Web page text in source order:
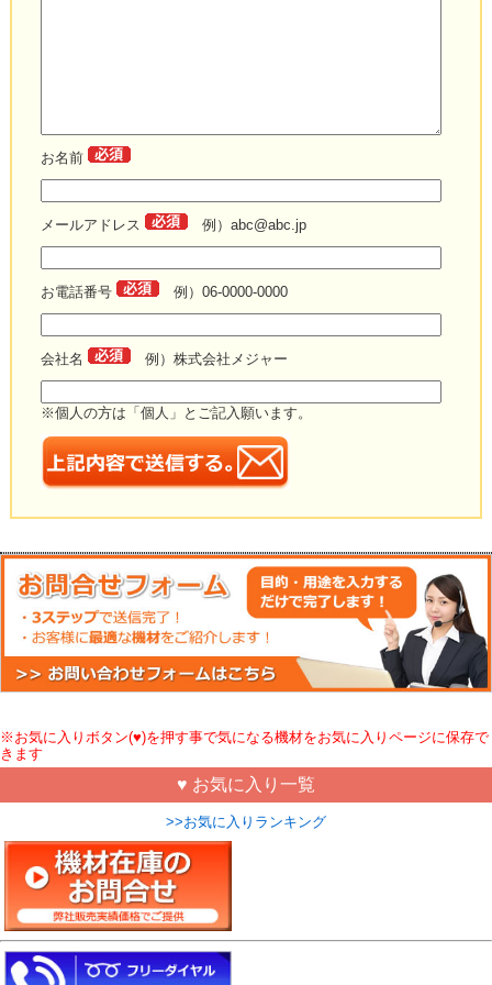
お名前
メールアドレス 例）abc@abc.jp
お電話番号 例）06-0000-0000
会社名 例）株式会社メジャー
※個人の方は「個人」とご記入願います。
※お気に入りボタン(♥)を押す事で気になる機材をお気に入りページに保存で
きます
♥ お気に入り一覧
>>お気に入りランキング